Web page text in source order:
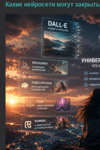
Какие нейросети могут